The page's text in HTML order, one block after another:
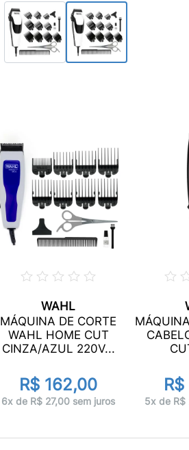
WAHL
MÁQUINA DE CORTE
WAHL HOME CUT
CINZA/AZUL 220V...
R$ 162,00
6x de R$ 27,00 sem juros 5x de R$